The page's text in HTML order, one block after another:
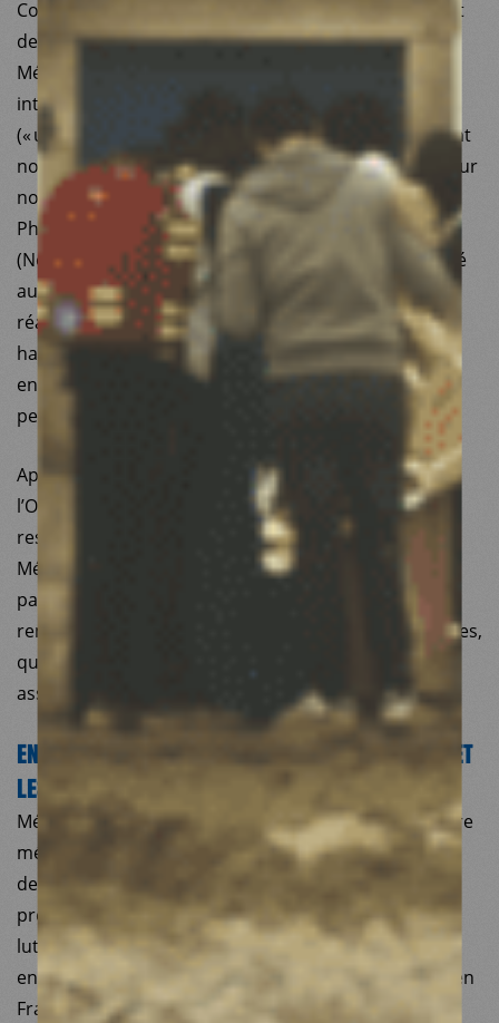
Concernant nos engagements en matière de santé et
de lutte contre les inégalités environnementales,
Médecins du Monde a su formaliser un cadre
interventionnel selon des approches « One Health »
(« une seule santé ») et de santé planétaire qui guident
nos opérations et nos plaidoyers. J’ai pu me rendre sur
nos différents projets, aussi bien au Népal, aux
Philippines, à Kinshasa (RDC) que dans le Médoc
(Nouvelle-Aquitaine). Ces déplacements ont constitué
autant d’occasions de prendre la mesure de nos
réalisations pour des populations vivant dans des
habitats insalubres et/ou exposées à des
environnements professionnels dégradés, aux
pesticides notamment.
Après 35 années et des milliers de patients opérés,
l’Opération Sourire et ses activités chirurgicales – qui
restent par ailleurs une réalité opérationnelle à
Médecins du Monde – va être transférée à nos
partenaires de terrain. Je tiens à saluer ici le travail
remarquable tant des équipes bénévoles que salariées,
qui ont su faire vivre l’esprit et les valeurs de notre
association au travers de leurs actions.
EN FRANCE, UN COMBAT CONTRE LES INÉGALITÉS ET
LES IDÉES D’EXTRÊME DROITE
Médecins du Monde est une organisation humanitaire
médicale non partisane, mais qui intervient au
demeurant dans le champ des idées politiques en
proposant des solutions innovantes en matière de
lutte contre les inégalités sanitaires, sociales et
environnementales. Cette militance s’exprime aussi en
France où nous développons plus d’une quarantaine